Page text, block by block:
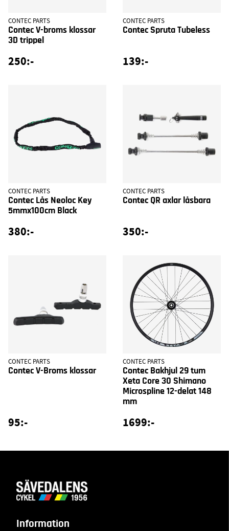
CONTEC PARTS
Contec V-broms klossar
3D trippel
250:-
CONTEC PARTS
Contec Spruta Tubeless
139:-
CONTEC PARTS
Contec Lås Neoloc Key
5mmx100cm Black
380:-
CONTEC PARTS
Contec QR axlar låsbara
350:-
CONTEC PARTS
Contec V-Broms klossar
95:-
CONTEC PARTS
Contec Bakhjul 29 tum
Xeta Core 30 Shimano
Microspline 12-delat 148
mm
1699:-
Information